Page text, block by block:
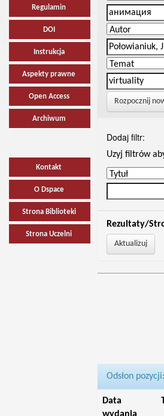
Regulamin
DOI
Instrukcja
Aspekty prawne
Open Access
Archiwum
Kontakt
O Dspace
Strona Biblioteki
Strona Uczelni
Rozpocznij
Dodaj filtr:
Uzyj filtrów
Rezultaty/
Odsłon pozycji:
Data